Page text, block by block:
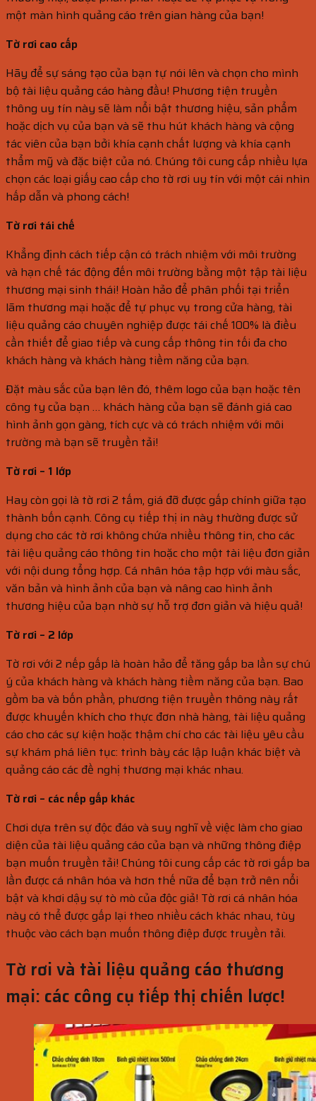
một màn hình quảng cáo trên gian hàng của bạn!
Tờ rơi cao cấp
Hãy để sự sáng tạo của bạn tự nói lên và chọn cho mình
bộ tài liệu quảng cáo hàng đầu! Phương tiện truyền
thông uy tín này sẽ làm nổi bật thương hiệu, sản phẩm
hoặc dịch vụ của bạn và sẽ thu hút khách hàng và cộng
tác viên của bạn bởi khía cạnh chất lượng và khía cạnh
thẩm mỹ và đặc biệt của nó. Chúng tôi cung cấp nhiều lựa
chọn các loại giấy cao cấp cho tờ rơi uy tín với một cái nhìn
hấp dẫn và phong cách!
Tờ rơi tái chế
Khẳng định cách tiếp cận có trách nhiệm với môi trường
và hạn chế tác động đến môi trường bằng một tập tài liệu
thương mại sinh thái! Hoàn hảo để phân phối tại triển
lãm thương mại hoặc để tự phục vụ trong cửa hàng, tài
liệu quảng cáo chuyên nghiệp được tái chế 100% là điều
cần thiết để giao tiếp và cung cấp thông tin tối đa cho
khách hàng và khách hàng tiềm năng của bạn.
Đặt màu sắc của bạn lên đó, thêm logo của bạn hoặc tên
công ty của bạn … khách hàng của bạn sẽ đánh giá cao
hình ảnh gọn gàng, tích cực và có trách nhiệm với môi
trường mà bạn sẽ truyền tải!
Tờ rơi – 1 lớp
Hay còn gọi là tờ rơi 2 tấm, giá đỡ được gấp chính giữa tạo
thành bốn cạnh. Công cụ tiếp thị in này thường được sử
dụng cho các tờ rơi không chứa nhiều thông tin, cho các
tài liệu quảng cáo thông tin hoặc cho một tài liệu đơn giản
với nội dung tổng hợp. Cá nhân hóa tập hợp với màu sắc,
văn bản và hình ảnh của bạn và nâng cao hình ảnh
thương hiệu của bạn nhờ sự hỗ trợ đơn giản và hiệu quả!
Tờ rơi – 2 lớp
Tờ rơi với 2 nếp gấp là hoàn hảo để tăng gấp ba lần sự chú
ý của khách hàng và khách hàng tiềm năng của bạn. Bao
gồm ba và bốn phần, phương tiện truyền thông này rất
được khuyến khích cho thực đơn nhà hàng, tài liệu quảng
cáo cho các sự kiện hoặc thậm chí cho các tài liệu yêu cầu
sự khám phá liên tục: trình bày các lập luận khác biệt và
quảng cáo các đề nghị thương mại khác nhau.
Tờ rơi – các nếp gấp khác
Chơi dựa trên sự độc đáo và suy nghĩ về việc làm cho giao
diện của tài liệu quảng cáo của bạn và những thông điệp
bạn muốn truyền tải! Chúng tôi cung cấp các tờ rơi gấp ba
lần được cá nhân hóa và hơn thế nữa để bạn trở nên nổi
bật và khơi dậy sự tò mò của độc giả! Tờ rơi cá nhân hóa
này có thể được gấp lại theo nhiều cách khác nhau, tùy
thuộc vào cách bạn muốn thông điệp được truyền tải.
Tờ rơi và tài liệu quảng cáo thương
mại: các công cụ tiếp thị chiến lược!